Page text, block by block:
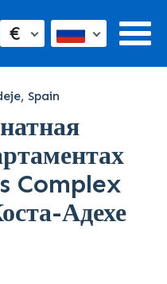
€
Spain
Complex
Адехе